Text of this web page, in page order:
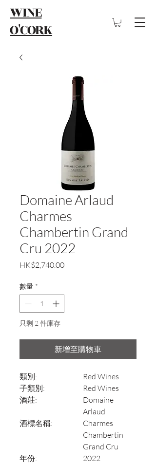
WINE
O'CORK
Domaine Arlaud
Charmes
Chambertin Grand
Cru 2022
HK$2,740.00價
數量 *
只剩 2 件庫存
新增至購物車
類別:
Red Wines
子類別:
Red Wines
酒莊:
Domaine
Arlaud
酒標名稱:
Charmes
Chambertin
Grand Cru
年份:
2022